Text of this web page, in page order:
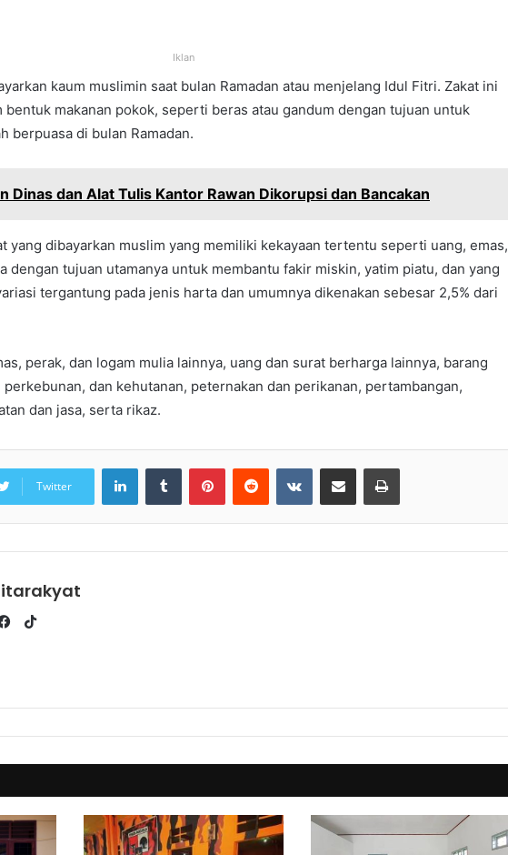
Iklan
kaum muslimin saat bulan Ramadan atau menjelang Idul Fitri. Zakat ini
bentuk makanan pokok, seperti beras atau gandum dengan tujuan untuk
berpuasa di bulan Ramadan.
Dinas dan Alat Tulis Kantor Rawan Dikorupsi dan Bancakan
yang dibayarkan muslim yang memiliki kekayaan tertentu seperti uang, emas,
dengan tujuan utamanya untuk membantu fakir miskin, yatim piatu, dan yang
tergantung pada jenis harta dan umumnya dikenakan sebesar 2,5% dari
perak, dan logam mulia lainnya, uang dan surat berharga lainnya, barang
dan kehutanan, peternakan dan perikanan, pertambangan,
dan jasa, serta rikaz.
Twitter
e
k
T
o